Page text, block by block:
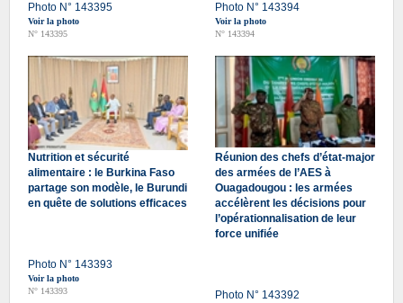
Photo N° 143395
Voir la photo
N° 143395
Photo N° 143394
Voir la photo
N° 143394
Nutrition et sécurité
alimentaire : le Burkina Faso
partage son modèle, le Burundi
en quête de solutions efficaces
Photo N° 143393
Voir la photo
N° 143393
Réunion des chefs d’état-major
des armées de l’AES à
Ouagadougou : les armées
accélèrent les décisions pour
l’opérationnalisation de leur
force unifiée
Photo N° 143392